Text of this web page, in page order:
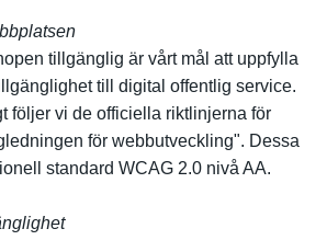
tillgänglig är vårt mål att uppfylla
till digital offentlig service.
följer vi de officiella riktlinjerna för
för webbutveckling". Dessa
standard WCAG 2.0 nivå AA.